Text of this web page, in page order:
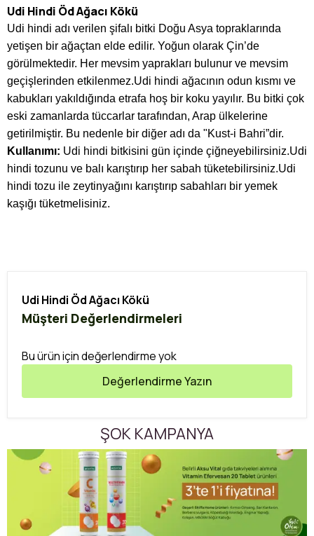
Udi Hindi Öd Ağacı Kökü
Udi hindi adı verilen şifalı bitki Doğu Asya topraklarında
yetişen bir ağaçtan elde edilir. Yoğun olarak Çin’de
görülmektedir. Her mevsim yaprakları bulunur ve mevsim
geçişlerinden etkilenmez.Udi hindi ağacının odun kısmı ve
kabukları yakıldığında etrafa hoş bir koku yayılır. Bu bitki çok
eski zamanlarda tüccarlar tarafından, Arap ülkelerine
getirilmiştir. Bu nedenle bir diğer adı da "Kust-i Bahri”dir.
Kullanımı: Udi hindi bitkisini gün içinde çiğneyebilirsiniz.Udi
hindi tozunu ve balı karıştırıp her sabah tüketebilirsiniz.Udi
hindi tozu ile zeytinyağını karıştırıp sabahları bir yemek
kaşığı tüketmelisiniz.
Udi Hindi Öd Ağacı Kökü
Müşteri Değerlendirmeleri
Bu ürün için değerlendirme yok
Değerlendirme Yazın
ŞOK KAMPANYA